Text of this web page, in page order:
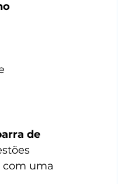
de
com uma